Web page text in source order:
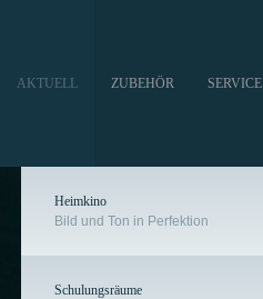
AKTUELL ZUBEHÖR SERVICE
Heimkino
Bild und Ton in Perfektion
Schulungs­räume